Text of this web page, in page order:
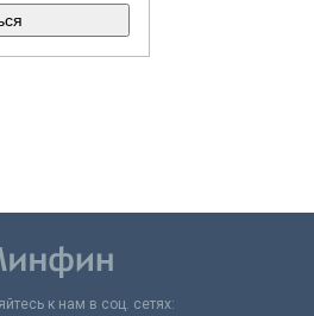
к нам в соц. сетях: